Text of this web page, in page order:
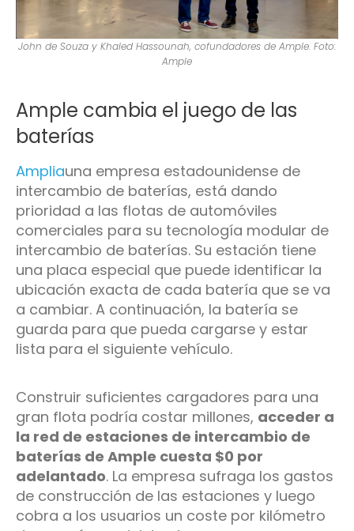
John de Souza y Khaled Hassounah, cofundadores de Ample. Foto:
Ample
Ample cambia el juego de las
baterías
Ampliauna empresa estadounidense de
intercambio de baterías, está dando
prioridad a las flotas de automóviles
comerciales para su tecnología modular de
intercambio de baterías. Su estación tiene
una placa especial que puede identificar la
ubicación exacta de cada batería que se va
a cambiar. A continuación, la batería se
guarda para que pueda cargarse y estar
lista para el siguiente vehículo.
Construir suficientes cargadores para una
gran flota podría costar millones, acceder a
la red de estaciones de intercambio de
baterías de Ample cuesta $0 por
adelantado. La empresa sufraga los gastos
de construcción de las estaciones y luego
cobra a los usuarios un coste por kilómetro